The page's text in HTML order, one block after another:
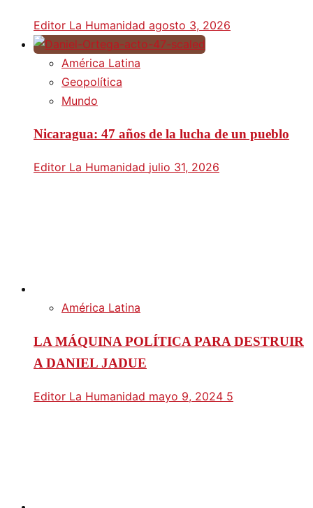
Editor La Humanidad agosto 3, 2026
América Latina
Geopolítica
Mundo
Nicaragua: 47 años de la lucha de un pueblo
Editor La Humanidad julio 31, 2026
América Latina
LA MÁQUINA POLÍTICA PARA DESTRUIR
A DANIEL JADUE
Editor La Humanidad mayo 9, 2024 5